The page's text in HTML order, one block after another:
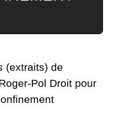
(extraits) de
Pol Droit pour